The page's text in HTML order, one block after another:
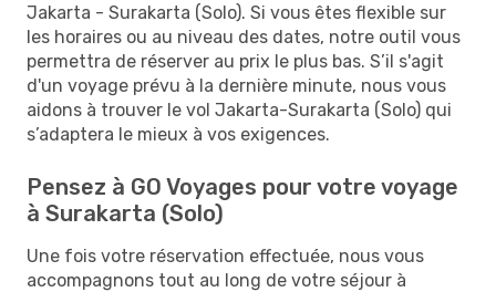
Jakarta - Surakarta (Solo). Si vous êtes flexible sur
les horaires ou au niveau des dates, notre outil vous
permettra de réserver au prix le plus bas. S’il s'agit
d'un voyage prévu à la dernière minute, nous vous
aidons à trouver le vol Jakarta-Surakarta (Solo) qui
s’adaptera le mieux à vos exigences.
Pensez à GO Voyages pour votre voyage
à Surakarta (Solo)
Une fois votre réservation effectuée, nous vous
accompagnons tout au long de votre séjour à